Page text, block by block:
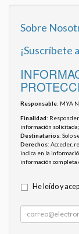
Sobre
¡Suscríbete
Responsable: MYA
Finalidad:
información solicitada;
Destinatarios: Solo
Derechos: Acceder,
indica en la
información completa
He leído y